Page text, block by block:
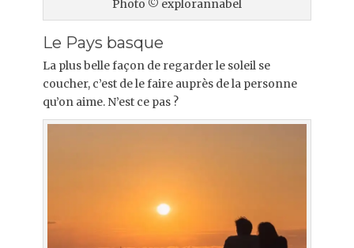
Photo © explorannabel
Le Pays basque
La plus belle façon de regarder le soleil se
coucher, c’est de le faire auprès de la personne
qu’on aime. N’est ce pas ?